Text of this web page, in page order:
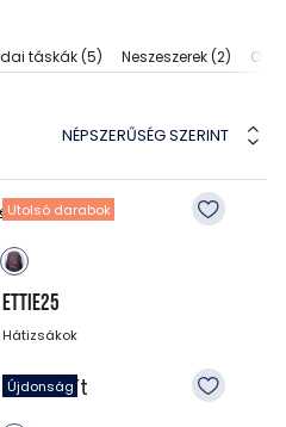
táskák(5) Neszeszerek(2)
NÉPSZERŰSÉG SZERINT
Utolsó darabok
ETTIE25
Hátizsákok
18 990Ft
Újdonság